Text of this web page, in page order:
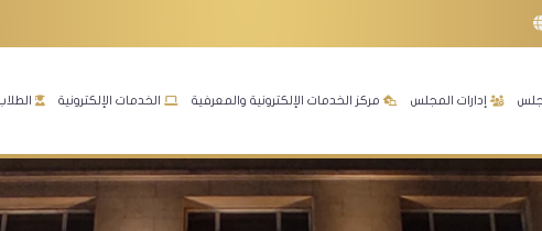
إدارات المجلس مركز الخدمات الإلكترونية والمعرفية الخدمات الإلكترونية